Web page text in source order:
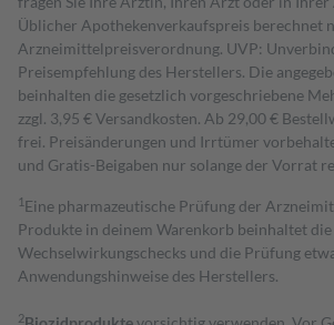
Üblicher Apothekenverkaufspreis berechnet
Arzneimittelpreisverordnung. UVP:
Preisempfehlung des Herstellers. Die
beinhalten die gesetzlich vorgeschriebene
zzgl. 3,95 € Versandkosten. Ab 29,00 €
frei. Preisänderungen und Irrtümer
und Gratis-Beigaben nur solange der Vorrat
1 Eine pharmazeutische Prüfung der
Produkte in deinem Warenkorb beinhaltet
Wechselwirkungschecks und die Prüfung
Anwendungshinweise des Herstellers.
2